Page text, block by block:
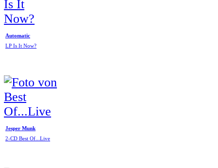
Automatic
LP Is It Now?
Jesper Munk
2-CD Best Of...Live